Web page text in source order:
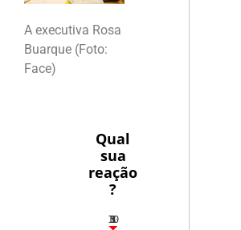
A executiva Rosa
Buarque (Foto:
Face)
Qual
sua
reação
?
5
1
1
3
10